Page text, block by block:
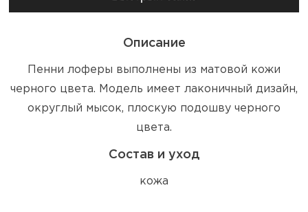
Описание
Пенни лоферы выполнены из матовой кожи
черного цвета. Модель имеет лаконичный дизайн,
округлый мысок, плоскую подошву черного
цвета.
Состав и уход
кожа